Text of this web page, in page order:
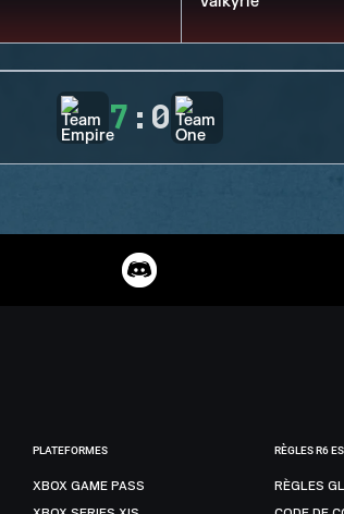
7 : 0
PLATEFORMES
XBOX GAME PASS
RÈGLES R6
RÈGLES